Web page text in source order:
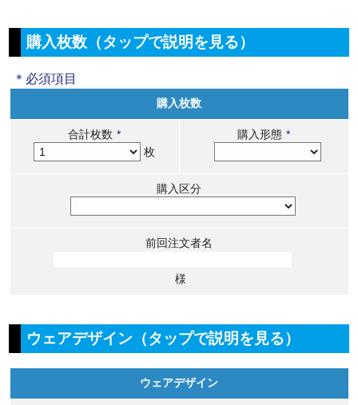
購入枚数（タップで説明を見る）
＊必須項目
購入枚数
合計枚数 *
枚
購入形態 *
購入区分
前回注文者名
様
ウェアデザイン（タップで説明を見る）
ウェアデザイン